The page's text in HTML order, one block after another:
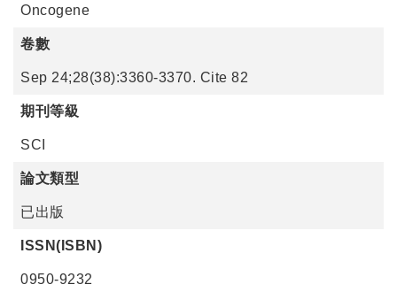
Oncogene
卷數
Sep 24;28(38):3360-3370. Cite 82
期刊等級
SCI
論文類型
已出版
ISSN(ISBN)
0950-9232